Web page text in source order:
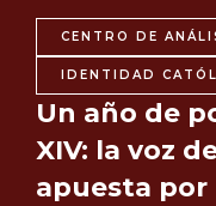
CENTRO DE
IDENTIDAD
Un año de
XIV: la voz
apuesta por